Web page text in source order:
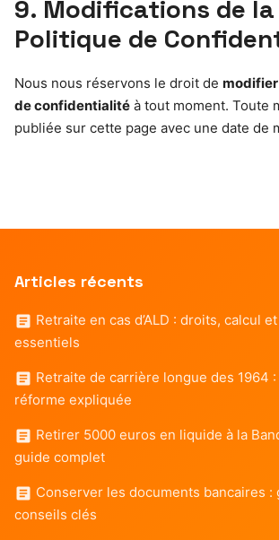
9. Modifications de la
Politique de
Nous nous réservons le droit de
de confidentialité à tout moment. Toute
publiée sur cette page avec une date de
Articles récents
Retraite en cas d’ALD : droits, calcul
essentiels
Retraite de carrière longue des 1964
réforme expliquée
Retirer 5000 euros en liquide à la
guide complet
Conserver les documents bancaires
conseils clés